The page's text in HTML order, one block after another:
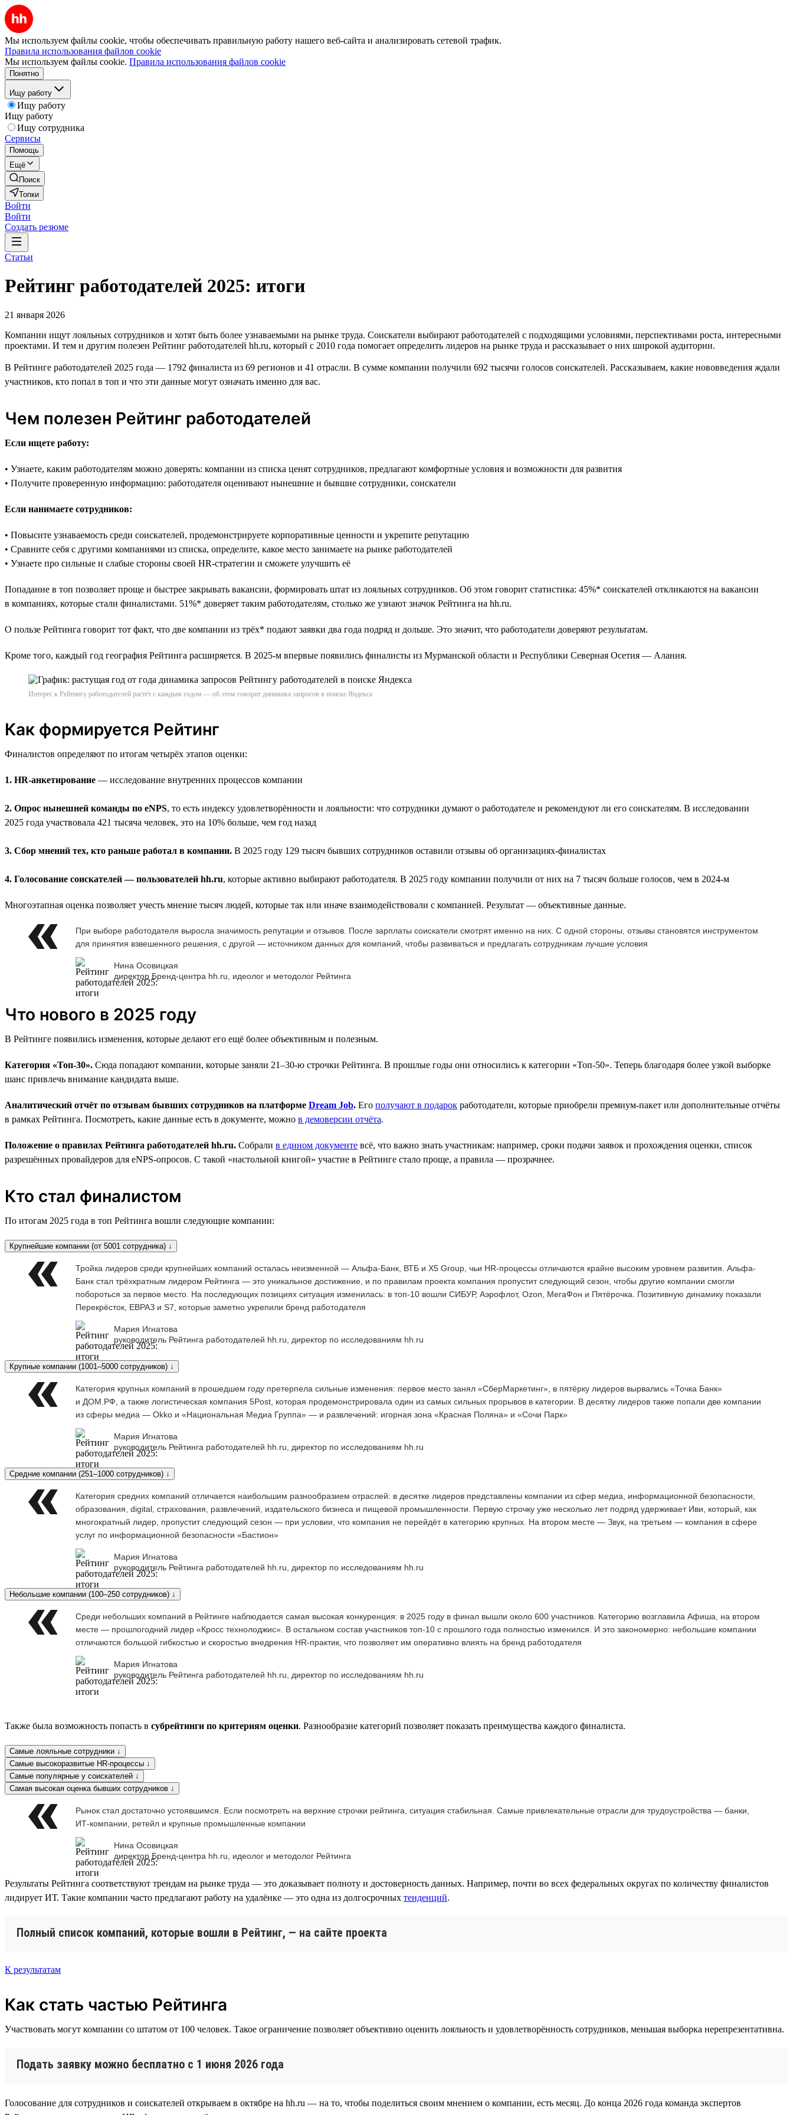
Мы используем файлы cookie, чтобы обеспечивать правильную работу нашего веб-сайта и анализировать сетевой трафик.
Правила использования файлов cookie
Мы используем файлы cookie. Правила использования файлов cookie
Понятно
Ищу работу
Ищу работу
Ищу работу
Ищу сотрудника
Сервисы
Помощь
Ещё
Поиск
Топки
Войти
Войти
Создать резюме
Статьи
Рейтинг работодателей 2025: итоги
21 января 2026
Компании ищут лояльных сотрудников и хотят быть более узнаваемыми на рынке труда. Соискатели выбирают работодателей с подходящими условиями, перспективами роста, интересными
проектами. И тем и другим полезен Рейтинг работодателей hh.ru, который с 2010 года помогает определить лидеров на рынке труда и рассказывает о них широкой аудитории.
В Рейтинге работодателей 2025 года — 1792 финалиста из 69 регионов и 41 отрасли. В сумме компании получили 692 тысячи голосов соискателей. Рассказываем, какие нововведения ждали
участников, кто попал в топ и что эти данные могут означать именно для вас.
Чем полезен Рейтинг работодателей
Если ищете работу:
• Узнаете, каким работодателям можно доверять: компании из списка ценят сотрудников, предлагают комфортные условия и возможности для развития
• Получите проверенную информацию: работодателя оценивают нынешние и бывшие сотрудники, соискатели
Если нанимаете сотрудников:
• Повысите узнаваемость среди соискателей, продемонстрируете корпоративные ценности и укрепите репутацию
• Сравните себя с другими компаниями из списка, определите, какое место занимаете на рынке работодателей
• Узнаете про сильные и слабые стороны своей HR-стратегии и сможете улучшить её
Попадание в топ позволяет проще и быстрее закрывать вакансии, формировать штат из лояльных сотрудников. Об этом говорит статистика: 45%* соискателей откликаются на вакансии
в компаниях, которые стали финалистами. 51%* доверяет таким работодателям, столько же узнают значок Рейтинга на hh.ru.
О пользе Рейтинга говорит тот факт, что две компании из трёх* подают заявки два года подряд и дольше. Это значит, что работодатели доверяют результатам.
Кроме того, каждый год география Рейтинга расширяется. В 2025-м впервые появились финалисты из Мурманской области и Республики Северная Осетия — Алания.
Интерес к Рейтингу работодателей растёт с каждым годом — об этом говорит динамика запросов в поиске Яндекса
Как формируется Рейтинг
Финалистов определяют по итогам четырёх этапов оценки:
1. HR-анкетирование — исследование внутренних процессов компании
2. Опрос нынешней команды по eNPS, то есть индексу удовлетворённости и лояльности: что сотрудники думают о работодателе и рекомендуют ли его соискателям. В исследовании
2025 года участвовала 421 тысяча человек, это на 10% больше, чем год назад
3. Сбор мнений тех, кто раньше работал в компании. В 2025 году 129 тысяч бывших сотрудников оставили отзывы об организациях-финалистах
4. Голосование соискателей — пользователей hh.ru, которые активно выбирают работодателя. В 2025 году компании получили от них на 7 тысяч больше голосов, чем в 2024-м
Многоэтапная оценка позволяет учесть мнение тысяч людей, которые так или иначе взаимодействовали с компанией. Результат — объективные данные.
При выборе работодателя выросла значимость репутации и отзывов. После зарплаты соискатели смотрят именно на них. С одной стороны, отзывы становятся инструментом
для принятия взвешенного решения, с другой — источником данных для компаний, чтобы развиваться и предлагать сотрудникам лучшие условия
Нина Осовицкая
директор Бренд-центра hh.ru, идеолог и методолог Рейтинга
Что нового в 2025 году
В Рейтинге появились изменения, которые делают его ещё более объективным и полезным.
Категория «Топ-30». Сюда попадают компании, которые заняли 21–30-ю строчки Рейтинга. В прошлые годы они относились к категории «Топ-50». Теперь благодаря более узкой выборке
шанс привлечь внимание кандидата выше.
Аналитический отчёт по отзывам бывших сотрудников на платформе Dream Job. Его получают в подарок работодатели, которые приобрели премиум-пакет или дополнительные отчёты
в рамках Рейтинга. Посмотреть, какие данные есть в документе, можно в демоверсии отчёта.
Положение о правилах Рейтинга работодателей hh.ru. Собрали в едином документе всё, что важно знать участникам: например, сроки подачи заявок и прохождения оценки, список
разрешённых провайдеров для eNPS-опросов. С такой «настольной книгой» участие в Рейтинге стало проще, а правила — прозрачнее.
Кто стал финалистом
По итогам 2025 года в топ Рейтинга вошли следующие компании:
Крупнейшие компании (от 5001 сотрудника) ↓
Тройка лидеров среди крупнейших компаний осталась неизменной — Альфа-Банк, ВТБ и X5 Group, чьи HR-процессы отличаются крайне высоким уровнем развития. Альфа-
Банк стал трёхкратным лидером Рейтинга — это уникальное достижение, и по правилам проекта компания пропустит следующий сезон, чтобы другие компании смогли
побороться за первое место. На последующих позициях ситуация изменилась: в топ-10 вошли СИБУР, Аэрофлот, Ozon, МегаФон и Пятёрочка. Позитивную динамику показали
Перекрёсток, ЕВРАЗ и S7, которые заметно укрепили бренд работодателя
Мария Игнатова
руководитель Рейтинга работодателей hh.ru, директор по исследованиям hh.ru
Крупные компании (1001–5000 сотрудников) ↓
Категория крупных компаний в прошедшем году претерпела сильные изменения: первое место занял «СберМаркетинг», в пятёрку лидеров вырвались «Точка Банк»
и ДОМ.РФ, а также логистическая компания 5Post, которая продемонстрировала один из самых сильных прорывов в категории. В десятку лидеров также попали две компании
из сферы медиа — Okko и «Национальная Медиа Группа» — и развлечений: игорная зона «Красная Поляна» и «Сочи Парк»
Мария Игнатова
руководитель Рейтинга работодателей hh.ru, директор по исследованиям hh.ru
Средние компании (251–1000 сотрудников) ↓
Категория средних компаний отличается наибольшим разнообразием отраслей: в десятке лидеров представлены компании из сфер медиа, информационной безопасности,
образования, digital, страхования, развлечений, издательского бизнеса и пищевой промышленности. Первую строчку уже несколько лет подряд удерживает Иви, который, как
многократный лидер, пропустит следующий сезон — при условии, что компания не перейдёт в категорию крупных. На втором месте — Звук, на третьем — компания в сфере
услуг по информационной безопасности «Бастион»
Мария Игнатова
руководитель Рейтинга работодателей hh.ru, директор по исследованиям hh.ru
Небольшие компании (100–250 сотрудников) ↓
Среди небольших компаний в Рейтинге наблюдается самая высокая конкуренция: в 2025 году в финал вышли около 600 участников. Категорию возглавила Афиша, на втором
месте — прошлогодний лидер «Кросс технолоджис». В остальном состав участников топ-10 с прошлого года полностью изменился. И это закономерно: небольшие компании
отличаются большой гибкостью и скоростью внедрения HR-практик, что позволяет им оперативно влиять на бренд работодателя
Мария Игнатова
руководитель Рейтинга работодателей hh.ru, директор по исследованиям hh.ru
Также была возможность попасть в субрейтинги по критериям оценки. Разнообразие категорий позволяет показать преимущества каждого финалиста.
Самые лояльные сотрудники ↓
Самые высокоразвитые HR-процессы ↓
Самые популярные у соискателей ↓
Самая высокая оценка бывших сотрудников ↓
Рынок стал достаточно устоявшимся. Если посмотреть на верхние строчки рейтинга, ситуация стабильная. Самые привлекательные отрасли для трудоустройства — банки,
ИТ-компании, ретейл и крупные промышленные компании
Нина Осовицкая
директор Бренд-центра hh.ru, идеолог и методолог Рейтинга
Результаты Рейтинга соответствуют трендам на рынке труда — это доказывает полноту и достоверность данных. Например, почти во всех федеральных округах по количеству финалистов
лидирует ИТ. Такие компании часто предлагают работу на удалёнке — это одна из долгосрочных тенденций.
Полный список компаний, которые вошли в Рейтинг, — на сайте проекта
К результатам
Как стать частью Рейтинга
Участвовать могут компании со штатом от 100 человек. Такое ограничение позволяет объективно оценить лояльность и удовлетворённость сотрудников, меньшая выборка нерепрезентативна.
Подать заявку можно бесплатно с 1 июня 2026 года
Голосование для сотрудников и соискателей открываем в октябре на hh.ru — на то, чтобы поделиться своим мнением о компании, есть месяц. До конца 2026 года команда экспертов